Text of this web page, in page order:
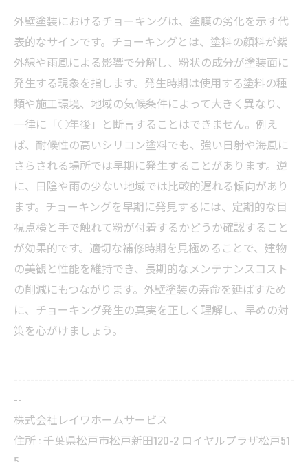
外壁塗装におけるチョーキングは、塗膜の劣化を示す代
表的なサインです。チョーキングとは、塗料の顔料が紫
外線や雨風による影響で分解し、粉状の成分が塗装面に
発生する現象を指します。発生時期は使用する塗料の種
類や施工環境、地域の気候条件によって大きく異なり、
一律に「○年後」と断言することはできません。例え
ば、耐候性の高いシリコン塗料でも、強い日射や海風に
さらされる場所では早期に発生することがあります。逆
に、日陰や雨の少ない地域では比較的遅れる傾向があり
ます。チョーキングを早期に発見するには、定期的な目
視点検と手で触れて粉が付着するかどうか確認すること
が効果的です。適切な補修時期を見極めることで、建物
の美観と性能を維持でき、長期的なメンテナンスコスト
の削減にもつながります。外壁塗装の寿命を延ばすため
に、チョーキング発生の真実を正しく理解し、早めの対
策を心がけましょう。
--------------------------------------------------------------------
--
株式会社レイワホームサービス
住所 : 千葉県松戸市松戸新田120-2 ロイヤルプラザ松戸51